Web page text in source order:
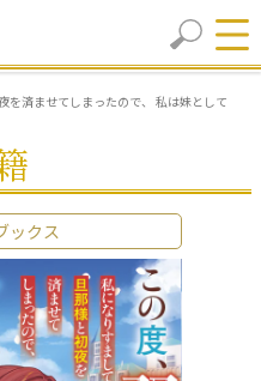
を済ませてしまったので、 私は妹として
ックス